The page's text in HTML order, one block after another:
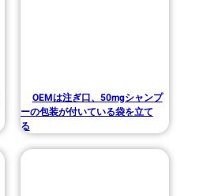
OEMは注ぎ口、50mgシャンプ
ーの包装が付いている袋を立て
る